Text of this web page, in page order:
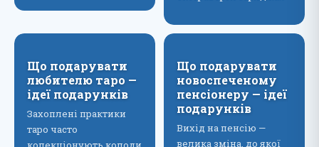
Що подарувати
любителю таро —
ідеї подарунків
Захоплені практики
таро часто
Що подарувати
новоспеченому
пенсіонеру — ідеї
подарунків
Вихід на пенсію —
велика зміна, до якої